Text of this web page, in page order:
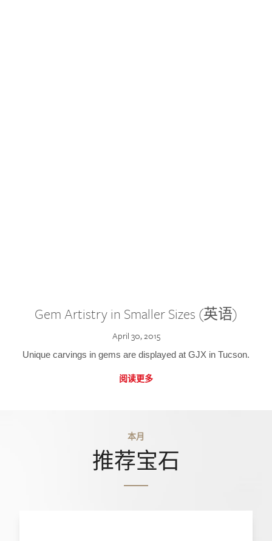
Gem Artistry in Smaller Sizes (英语)
April 30, 2015
Unique carvings in gems are displayed at GJX in Tucson.
阅读更多
本月
推荐宝石